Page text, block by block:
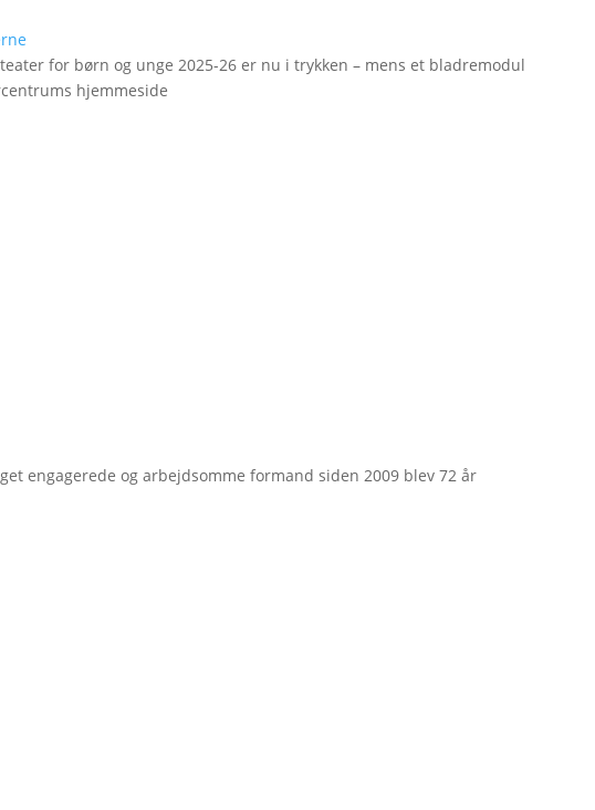
for børn og unge 2025-26 er nu i trykken – mens et bladremodul
hjemmeside
engagerede og arbejdsomme formand siden 2009 blev 72 år